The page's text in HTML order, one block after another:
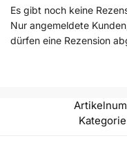
Es gibt noch keine
Nur angemeldete
dürfen eine Rezension